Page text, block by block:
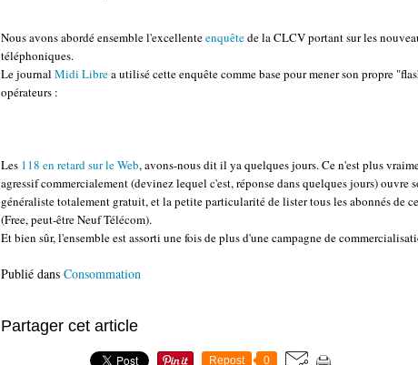
Nous avons abordé ensemble l'excellenteenquêtede la CLCV portant sur les
téléphoniques.
Le journal Midi Librea utilisé cette enquête comme base pour mener son propre
opérateurs :
Les 118 en retard sur le Web, avons-nous dit il ya quelques jours. Ce n'est plus
agressif commercialement (devinez lequel c'est, réponse dans quelques jours) ouvre
généraliste totalement gratuit, et la petite particularité de lister tous les abonnés de
(Free, peut-être Neuf Télécom).
Et bien sûr, l'ensemble est assorti une fois de plus d'une campagne de
Publié dans Consommation
Partager cet article
Repost 0